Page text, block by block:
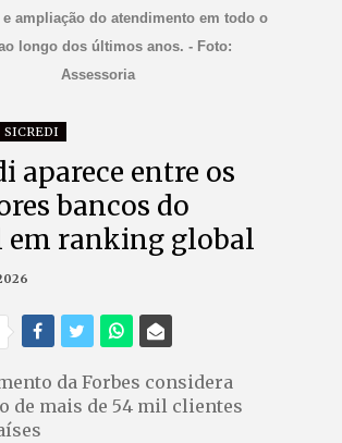
ampliação do atendimento em todo o
longo dos últimos anos. - Foto:
Assessoria
SICREDI
aparece entre os
bancos do
em ranking global
da Forbes considera
de mais de 54 mil clientes